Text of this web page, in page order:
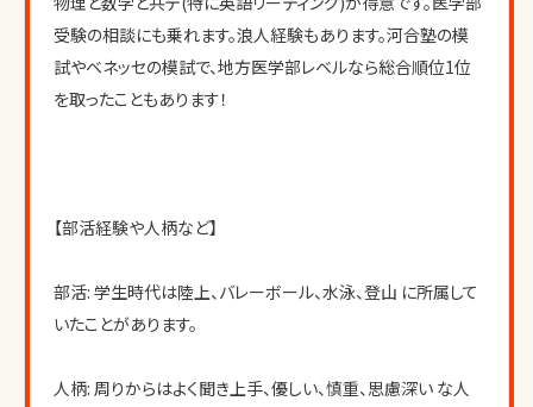
受験の相談にも乗れます。浪人経験もあります。河合塾の模
試やベネッセの模試で、地方医学部レベルなら総合順位1位
を取ったこともあります！
【部活経験や人柄など】
部活: 学生時代は陸上、バレーボール、水泳、登山 に所属して
いたことがあります。
人柄: 周りからはよく聞き上手、優しい、慎重、思慮深い な人